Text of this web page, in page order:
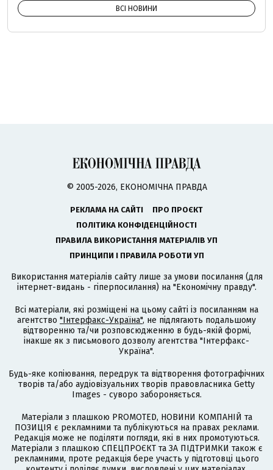
ВСІ НОВИНИ
© 2005-2026, ЕКОНОМІЧНА ПРАВДА
РЕКЛАМА НА САЙТІ
ПРО ПРОЄКТ
ПОЛІТИКА КОНФІДЕНЦІЙНОСТІ
ПРАВИЛА ВИКОРИСТАННЯ МАТЕРІАЛІВ УП
ПРИНЦИПИ І ПРАВИЛА РОБОТИ УП
Використання матеріалів сайту лише за умови посилання (для
інтернет-видань - гіперпосилання) на "Економічну правду".
Всі матеріали, які розміщені на цьому сайті із посиланням на
агентство "Інтерфакс-Україна", не підлягають подальшому
відтворенню та/чи розповсюдженню в будь-якій формі,
інакше як з письмового дозволу агентства "Інтерфакс-
Україна".
Будь-яке копіювання, передрук та відтворення фотографічних
творів та/або аудіовізуальних творів правовласника Getty
Images - суворо забороняється.
Матеріали з плашкою PROMOTED, НОВИНИ КОМПАНІЙ та
ПОЗИЦІЯ є рекламними та публікуються на правах реклами.
Редакція може не поділяти погляди, які в них промотуються.
Матеріали з плашкою СПЕЦПРОЄКТ та ЗА ПІДТРИМКИ також є
рекламними, проте редакція бере участь у підготовці цього